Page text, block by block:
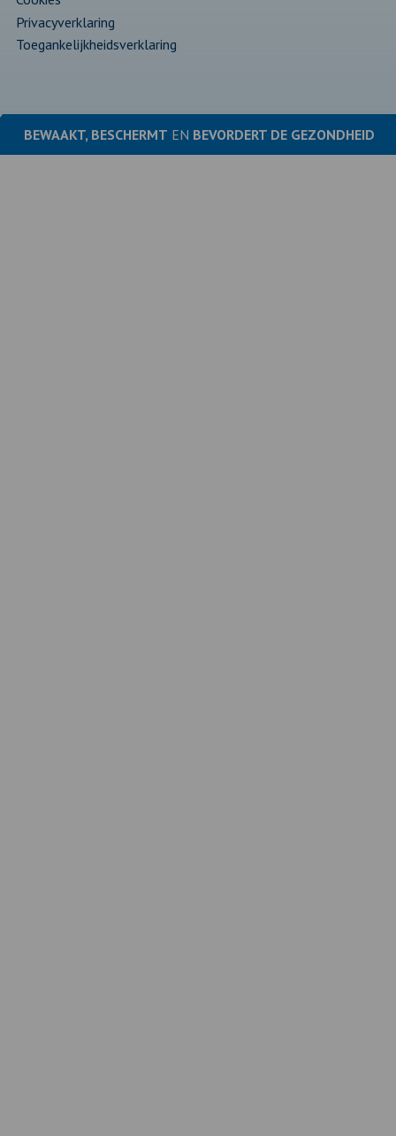
Privacyverklaring
Toegankelijkheidsverklaring
BEWAAKT, BESCHERMT EN BEVORDERT DE GEZONDHEID